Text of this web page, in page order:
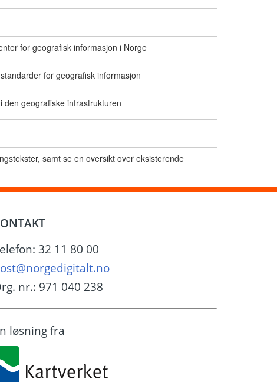
for geografisk informasjon i Norge
for geografisk informasjon
geografiske infrastrukturen
samt se en oversikt over eksisterende